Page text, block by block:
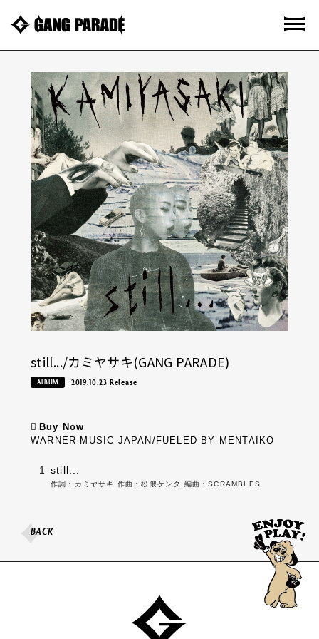
still.../カミヤサキ(GANG PARADE)
ALBUM 2019.10.23 Release
Buy Now
WARNER MUSIC JAPAN/FUELED BY MENTAIKO
1 still...
作詞：カミヤサキ 作曲：松隈ケンタ 編曲：SCRAMBLES
BACK